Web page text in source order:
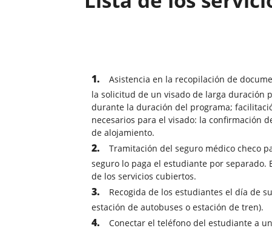
Asistencia en la recopilación de
la solicitud de un visado de larga duración
durante la duración del programa;
necesarios para el visado: la confirmación
de alojamiento.
Tramitación del seguro médico checo
seguro lo paga el estudiante por separado.
de los servicios cubiertos.
Recogida de los estudiantes el día de
estación de autobuses o estación de tren).
Conectar el teléfono del estudiante a